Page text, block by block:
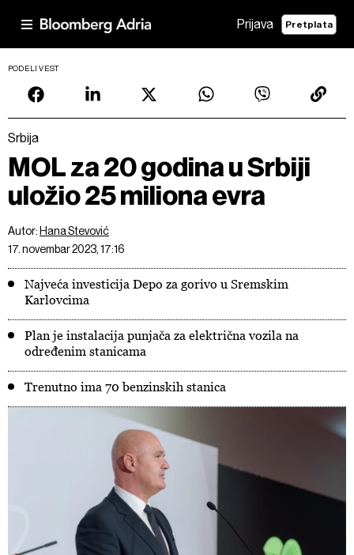
Prijava Pretplata
PODELI VEST
Srbija
MOL za 20 godina u Srbiji
uložio 25 miliona evra
Autor: Hana Stevović
17. novembar 2023, 17:16
Najveća investicija Depo za gorivo u Sremskim
Karlovcima
Plan je instalacija punjača za električna vozila na
određenim stanicama
Trenutno ima 70 benzinskih stanica